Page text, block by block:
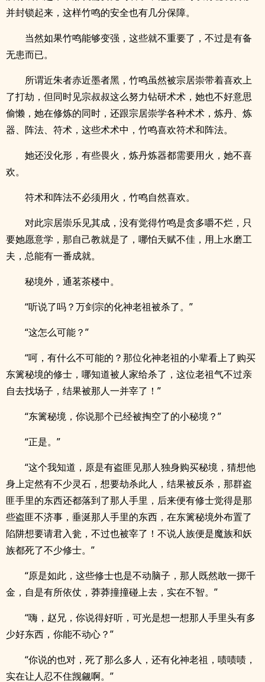
并封锁起来，这样竹鸣的安全也有几分保障。
当然如果竹鸣能够变强，这些就不重要了，不过是有备
无患而已。
所谓近朱者赤近墨者黑，竹鸣虽然被宗居崇带着喜欢上
了打劫，但同时见宗叔叔这么努力钻研术术，她也不好意思
偷懒，她在修炼的同时，还跟宗居崇学各种术术，炼丹、炼
器、阵法、符术，这些术术中，竹鸣喜欢符术和阵法。
她还没化形，有些畏火，炼丹炼器都需要用火，她不喜
欢。
符术和阵法不必须用火，竹鸣自然喜欢。
对此宗居崇乐见其成，没有觉得竹鸣是贪多嚼不烂，只
要她愿意学，那自己教就是了，哪怕天赋不佳，用上水磨工
夫，总能有一番成就。
秘境外，通茗茶楼中。
“听说了吗？万剑宗的化神老祖被杀了。”
“这怎么可能？”
“呵，有什么不可能的？那位化神老祖的小辈看上了购买
东篱秘境的修士，哪知道被人家给杀了，这位老祖气不过亲
自去找场子，结果被那人一并宰了！”
“东篱秘境，你说那个已经被掏空了的小秘境？”
“正是。”
“这个我知道，原是有盗匪见那人独身购买秘境，猜想他
身上定然有不少灵石，想要劫杀此人，结果被反杀，那群盗
匪手里的东西还都落到了那人手里，后来便有修士觉得是那
些盗匪不济事，垂涎那人手里的东西，在东篱秘境外布置了
陷阱想要请君入瓮，不过也被宰了！不说人族便是魔族和妖
族都死了不少修士。”
“原是如此，这些修士也是不动脑子，那人既然敢一掷千
金，自是有所依仗，莽莽撞撞碰上去，实在不智。”
“嗨，赵兄，你说得好听，可光是想一想那人手里头有多
少好东西，你能不动心？”
“你说的也对，死了那么多人，还有化神老祖，啧啧啧，
实在让人忍不住觊觎啊。”